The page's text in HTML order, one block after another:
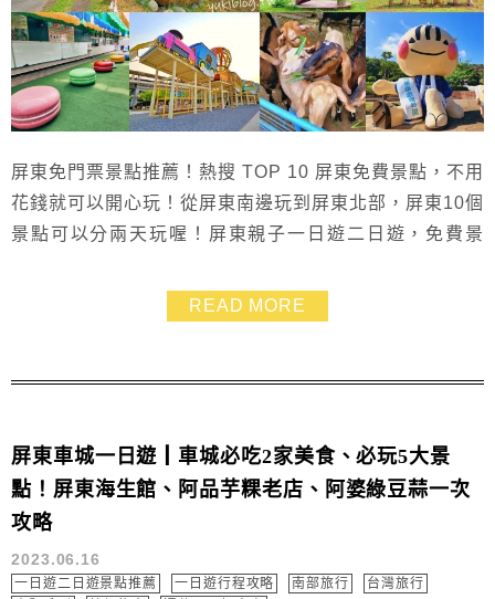
屏東免門票景點推薦！熱搜 TOP 10 屏東免費景點，不用
花錢就可以開心玩！從屏東南邊玩到屏東北部，屏東10個
景點可以分兩天玩喔！屏東親子一日遊二日遊，免費景
等，趁週休二日帶著孩子跑遍屏東免門票景點，小資旅行
READ MORE
屏東車城一日遊┃車城必吃2家美食、必玩5大景
點！屏東海生館、阿品芋粿老店、阿婆綠豆蒜一次
攻略
2023.06.16
一日遊二日遊景點推薦 一日遊行程攻略 南部旅行
台灣旅行